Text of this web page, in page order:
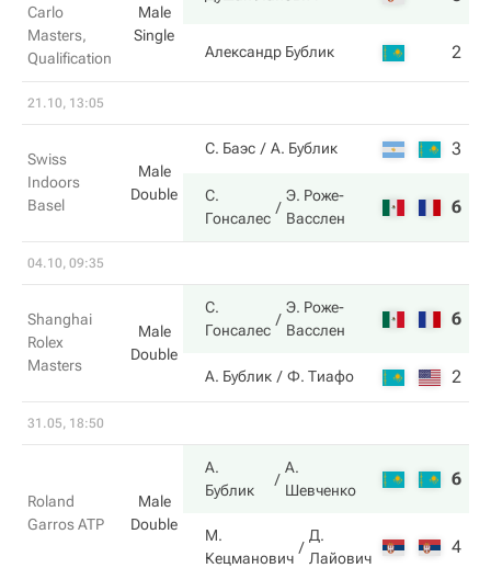
Carlo
Masters,
Qualification
Male
Single
Александр Бублик 2
21.10, 13:05
Swiss
Indoors
Basel
Male
Double
С. Баэс А. Бублик 3
С.
Гонсалес
Э. Роже-
Васслен
6
04.10, 09:35
Shanghai
Rolex
Masters
Male
Double
С.
Гонсалес
Э. Роже-
Васслен
6
А. Бублик Ф. Тиафо 2
31.05, 18:50
Roland
Garros ATP
Male
Double
А.
Бублик
А.
Шевченко
6
М.
Кецманович
Д.
Лайович
4